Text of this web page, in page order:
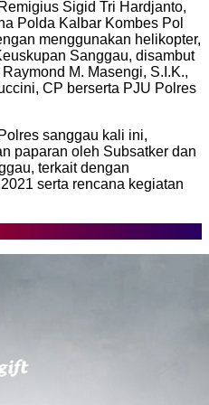
Sigid Tri Hardjanto,
Polda Kalbar Kombes Pol
menggunakan helikopter,
Sanggau, disambut
M. Masengi, S.I.K.,
CP berserta PJU Polres
sanggau kali ini,
paparan oleh Subsatker dan
terkait dengan
serta rencana kegiatan